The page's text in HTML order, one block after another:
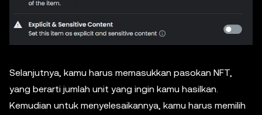
Selanjutnya, kamu harus memasukkan pasokan NFT,
yang berarti jumlah unit yang ingin kamu hasilkan.
Kemudian untuk menyelesaikannya, kamu harus memilih